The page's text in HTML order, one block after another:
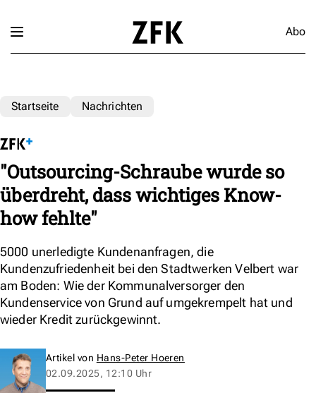
Abo
Startseite Nachrichten
"Outsourcing-Schraube wurde so
überdreht, dass wichtiges Know-
how fehlte"
5000 unerledigte Kundenanfragen, die
Kundenzufriedenheit bei den Stadtwerken Velbert war
am Boden: Wie der Kommunalversorger den
Kundenservice von Grund auf umgekrempelt hat und
wieder Kredit zurückgewinnt.
Artikel von Hans-Peter Hoeren
02.09.2025, 12:10 Uhr